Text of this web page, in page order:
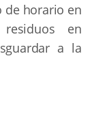
de horario en
en
a la